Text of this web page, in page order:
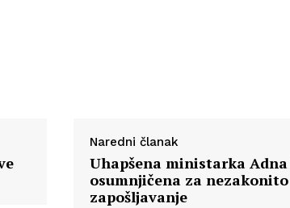
Naredni članak
Uhapšena ministarka
osumnjičena za nezakonito
zapošljavanje